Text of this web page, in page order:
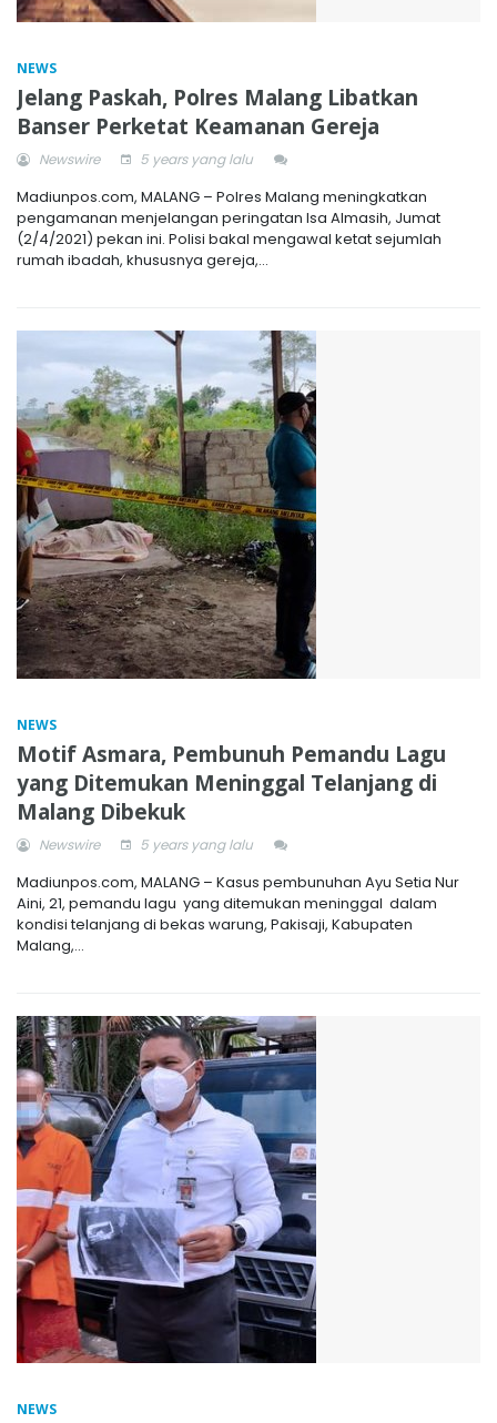
NEWS
Jelang Paskah, Polres Malang Libatkan
Banser Perketat Keamanan Gereja
Newswire 5 years yang lalu
Madiunpos.com, MALANG – Polres Malang meningkatkan
pengamanan menjelangan peringatan Isa Almasih, Jumat
(2/4/2021) pekan ini. Polisi bakal mengawal ketat sejumlah
rumah ibadah, khususnya gereja,...
NEWS
Motif Asmara, Pembunuh Pemandu Lagu
yang Ditemukan Meninggal Telanjang di
Malang Dibekuk
Newswire 5 years yang lalu
Madiunpos.com, MALANG – Kasus pembunuhan Ayu Setia Nur
Aini, 21, pemandu lagu yang ditemukan meninggal dalam
kondisi telanjang di bekas warung, Pakisaji, Kabupaten
Malang,...
NEWS